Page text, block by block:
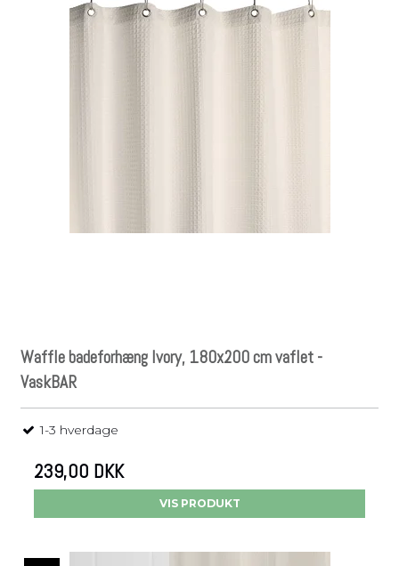
Waffle badeforhæng Ivory, 180x200 cm vaflet -
VaskBAR
1-3 hverdage
239,00 DKK
VIS PRODUKT